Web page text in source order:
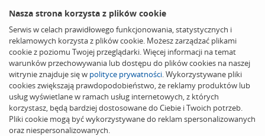
Nasza strona korzysta z plików cookie
Serwis w celach prawidłowego funkcjonowania, statystycznych i
reklamowych korzysta z plików cookie. Możesz zarządzać plikami
cookie z poziomu Twojej przeglądarki. Więcej informacji na temat
warunków przechowywania lub dostępu do plików cookies na naszej
witrynie znajduje się w polityce prywatności. Wykorzystywane pliki
cookies zwiększają prawdopodobieństwo, że reklamy produktów lub
usług wyświetlane w ramach usług internetowych, z których
korzystasz, będą bardziej dostosowane do Ciebie i Twoich potrzeb.
Pliki cookie mogą być wykorzystywane do reklam spersonalizowanych
oraz niespersonalizowanych.